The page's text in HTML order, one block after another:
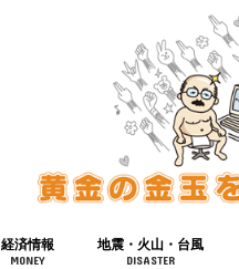
経済情報
MONEY
地震・火山・台風
DISASTER